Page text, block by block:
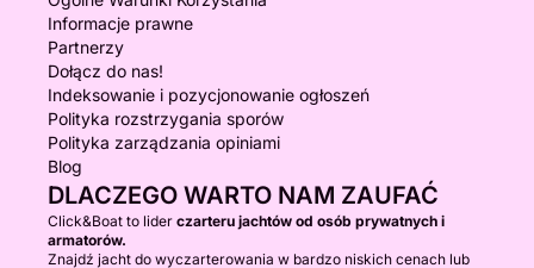
Informacje prawne
Partnerzy
Dołącz do nas!
Indeksowanie i pozycjonowanie ogłoszeń
Polityka rozstrzygania sporów
Polityka zarządzania opiniami
Blog
DLACZEGO WARTO NAM ZAUFAĆ
Click&Boat to lider czarteru jachtów od osób prywatnych i
armatorów.
Znajdź jacht do wyczarterowania w bardzo niskich cenach lub